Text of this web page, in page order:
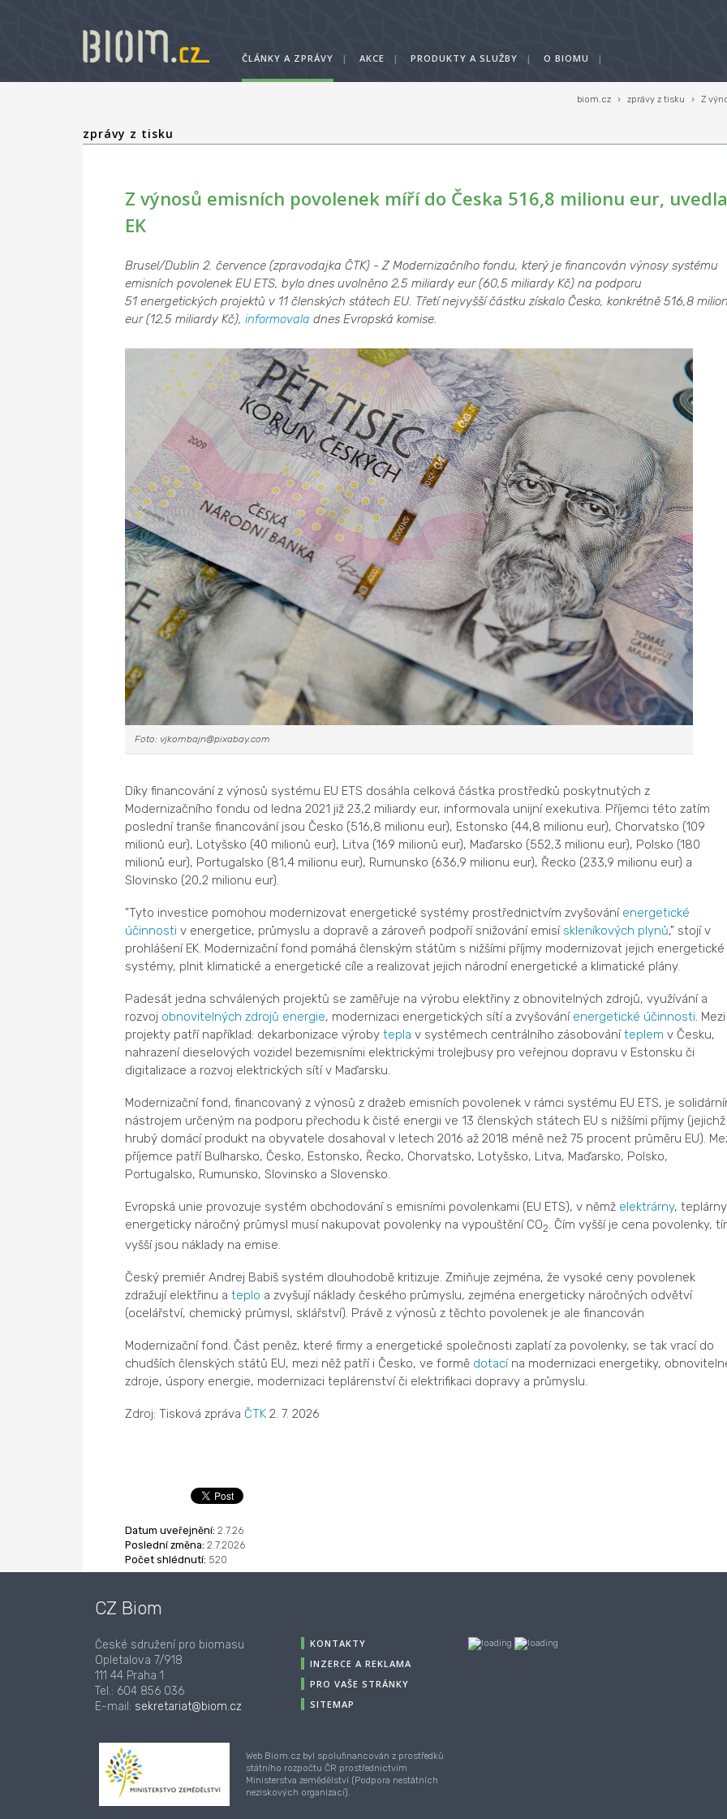
ČLÁNKY A ZPRÁVY | AKCE | PRODUKTY A SLUŽBY | O BIOMU |
biom.cz › zprávy z tisku › Z
zprávy z tisku
Z výnosů emisních povolenek míří do Česka 516,8 milionu eur, uvedla
EK
Brusel/Dublin 2. července (zpravodajka ČTK) - Z Modernizačního fondu, který je financován výnosy systému
emisních povolenek EU ETS, bylo dnes uvolněno 2,5 miliardy eur (60,5 miliardy Kč) na podporu
51 energetických projektů v 11 členských státech EU. Třetí nejvyšší částku získalo Česko, konkrétně 516,8
eur (12,5 miliardy Kč), informovala dnes Evropská komise.
Foto: vjkombajn@pixabay.com
Díky financování z výnosů systému EU ETS dosáhla celková částka prostředků poskytnutých z
Modernizačního fondu od ledna 2021 již 23,2 miliardy eur, informovala unijní exekutiva. Příjemci této zatím
poslední tranše financování jsou Česko (516,8 milionu eur), Estonsko (44,8 milionu eur), Chorvatsko (109
milionů eur), Lotyšsko (40 milionů eur), Litva (169 milionů eur), Maďarsko (552,3 milionu eur), Polsko (180
milionů eur), Portugalsko (81,4 milionu eur), Rumunsko (636,9 milionu eur), Řecko (233,9 milionu eur) a
Slovinsko (20,2 milionu eur).
"Tyto investice pomohou modernizovat energetické systémy prostřednictvím zvyšování energetické
účinnosti v energetice, průmyslu a dopravě a zároveň podpoří snižování emisí skleníkových plynů," stojí v
prohlášení EK. Modernizační fond pomáhá členským státům s nižšími příjmy modernizovat jejich energetické
systémy, plnit klimatické a energetické cíle a realizovat jejich národní energetické a klimatické plány.
Padesát jedna schválených projektů se zaměřuje na výrobu elektřiny z obnovitelných zdrojů, využívání a
rozvoj obnovitelných zdrojů energie, modernizaci energetických sítí a zvyšování energetické účinnosti. Mezi
projekty patří například: dekarbonizace výroby tepla v systémech centrálního zásobováníteplem v Česku,
nahrazení dieselových vozidel bezemisními elektrickými trolejbusy pro veřejnou dopravu v Estonsku či
digitalizace a rozvoj elektrických sítí v Maďarsku.
Modernizační fond, financovaný z výnosů z dražeb emisních povolenek v rámci systému EU ETS, je
nástrojem určeným na podporu přechodu k čisté energii ve 13 členských státech EU s nižšími příjmy (jejichž
hrubý domácí produkt na obyvatele dosahoval v letech 2016 až 2018 méně než 75 procent průměru EU).
příjemce patří Bulharsko, Česko, Estonsko, Řecko, Chorvatsko, Lotyšsko, Litva, Maďarsko, Polsko,
Portugalsko, Rumunsko, Slovinsko a Slovensko.
Evropská unie provozuje systém obchodování s emisními povolenkami (EU ETS), v němž elektrárny,
energeticky náročný průmysl musí nakupovat povolenky na vypouštění CO2. Čím vyšší je cena povolenky,
vyšší jsou náklady na emise.
Český premiér Andrej Babiš systém dlouhodobě kritizuje. Zmiňuje zejména, že vysoké ceny povolenek
zdražují elektřinu a teplo a zvyšují náklady českého průmyslu, zejména energeticky náročných odvětví
(ocelářství, chemický průmysl, sklářství). Právě z výnosů z těchto povolenek je ale financován
Modernizační fond. Část peněz, které firmy a energetické společnosti zaplatí za povolenky, se tak vrací do
chudších členských států EU, mezi něž patří i Česko, ve formě dotacína modernizaci energetiky,
zdroje, úspory energie, modernizaci teplárenství či elektrifikaci dopravy a průmyslu.
Zdroj: Tisková zpráva ČTK2. 7. 2026
Datum uveřejnění: 2.7.26
Poslední změna: 2.7.2026
Počet shlédnutí: 520
CZ Biom
České sdružení pro biomasu
Opletalova 7/918
111 44 Praha 1
Tel.: 604 856 036
E-mail: sekretariat@biom.cz
KONTAKTY
INZERCE A REKLAMA
PRO VAŠE STRÁNKY
SITEMAP
Web Biom.cz byl spolufinancován z prostředků
státního rozpočtu ČR prostřednictvím
Ministerstva zemědělství (Podpora nestátních
neziskových organizací).